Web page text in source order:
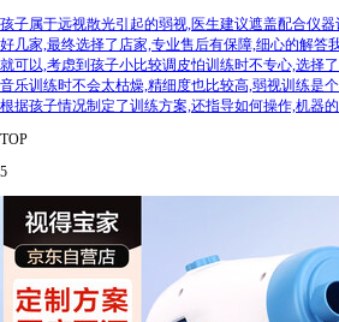
孩子属于远视散光引起的弱视,医生建议遮盖配合仪
好几家,最终选择了店家,专业售后有保障,细心的解答
就可以,考虑到孩子小比较调皮怕训练时不专心,选择
音乐训练时不会太枯燥,精细度也比较高,弱视训练是
根据孩子情况制定了训练方案,还指导如何操作,机器
TOP
5